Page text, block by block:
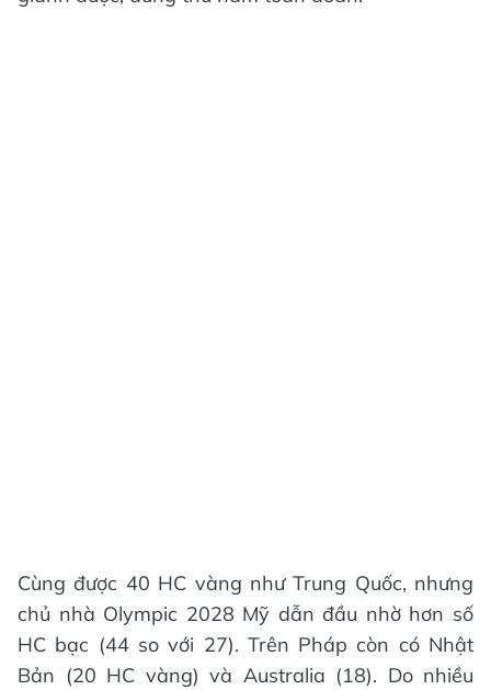
Cùng được 40 HC vàng như Trung Quốc, nhưng
chủ nhà Olympic 2028 Mỹ dẫn đầu nhờ hơn số
HC bạc (44 so với 27). Trên Pháp còn có Nhật
Bản (20 HC vàng) và Australia (18). Do nhiều